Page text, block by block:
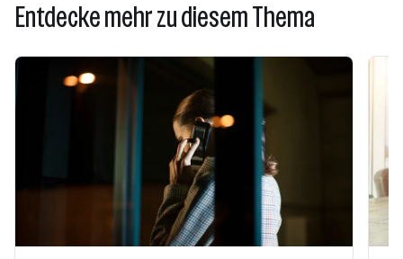
Entdecke mehr zu diesem Thema